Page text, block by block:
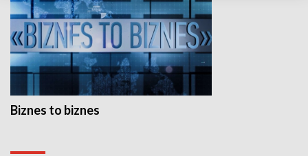
Biznes to biznes